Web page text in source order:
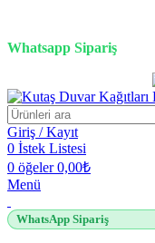
Whatsapp Sipariş
Giriş / Kayıt
0 İstek Listesi
0 öğeler 0,00₺
Menü
WhatsApp Sipariş